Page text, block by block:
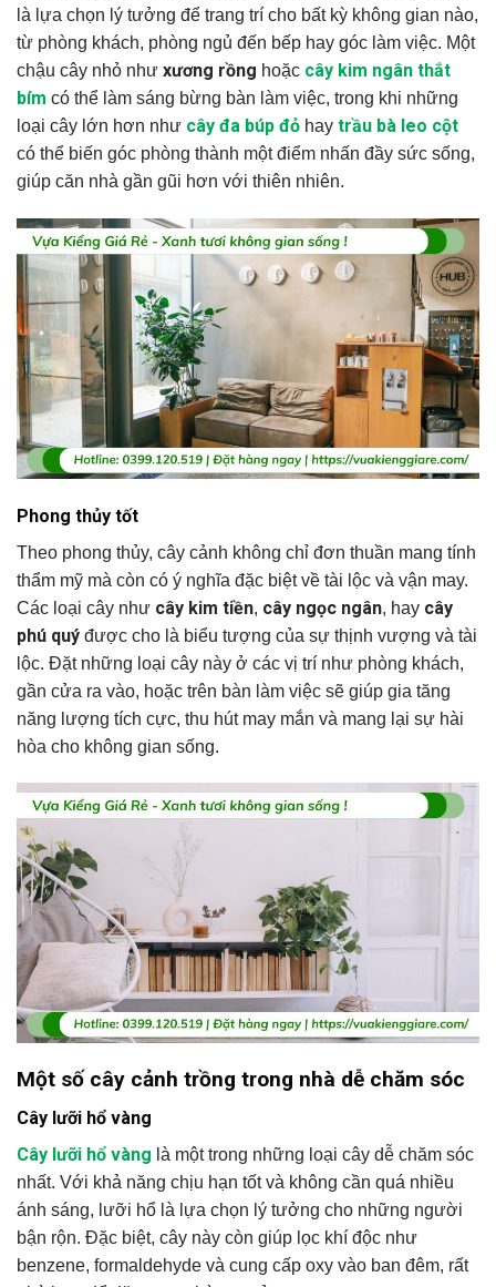
là lựa chọn lý tưởng để trang trí cho bất kỳ không gian nào,
từ phòng khách, phòng ngủ đến bếp hay góc làm việc. Một
chậu cây nhỏ như xương rồng hoặc cây kim ngân thắt
bím có thể làm sáng bừng bàn làm việc, trong khi những
loại cây lớn hơn như cây đa búp đỏ hay trầu bà leo cột
có thể biến góc phòng thành một điểm nhấn đầy sức sống,
giúp căn nhà gần gũi hơn với thiên nhiên.
Phong thủy tốt
Theo phong thủy, cây cảnh không chỉ đơn thuần mang tính
thẩm mỹ mà còn có ý nghĩa đặc biệt về tài lộc và vận may.
Các loại cây như cây kim tiền, cây ngọc ngân, hay cây
phú quý được cho là biểu tượng của sự thịnh vượng và tài
lộc. Đặt những loại cây này ở các vị trí như phòng khách,
gần cửa ra vào, hoặc trên bàn làm việc sẽ giúp gia tăng
năng lượng tích cực, thu hút may mắn và mang lại sự hài
hòa cho không gian sống.
Một số cây cảnh trồng trong nhà dễ chăm sóc
Cây lưỡi hổ vàng
Cây lưỡi hổ vàng là một trong những loại cây dễ chăm sóc
nhất. Với khả năng chịu hạn tốt và không cần quá nhiều
ánh sáng, lưỡi hổ là lựa chọn lý tưởng cho những người
bận rộn. Đặc biệt, cây này còn giúp lọc khí độc như
benzene, formaldehyde và cung cấp oxy vào ban đêm, rất